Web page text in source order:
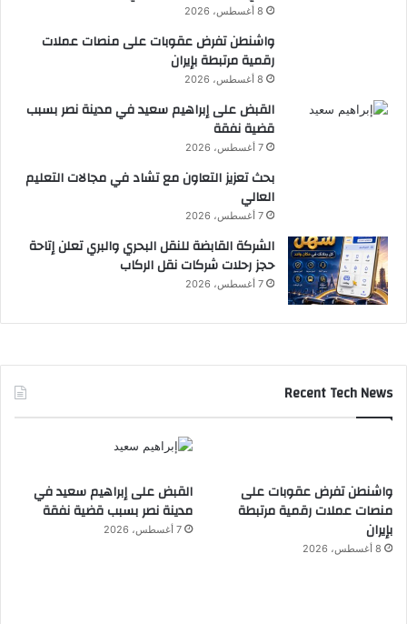
8 أغسطس، 2026
واشنطن تفرض عقوبات على منصات عملات
رقمية مرتبطة بإيران
8 أغسطس، 2026
القبض على إبراهيم سعيد في مدينة نصر بسبب
قضية نفقة
7 أغسطس، 2026
بحث تعزيز التعاون مع تشاد في مجالات التعليم
العالي
7 أغسطس، 2026
الشركة القابضة للنقل البحري والبري تعلن إتاحة
حجز رحلات شركات نقل الركاب
7 أغسطس، 2026
Recent Tech News
واشنطن تفرض عقوبات على
منصات عملات رقمية مرتبطة
بإيران
8 أغسطس، 2026
القبض على إبراهيم سعيد في
مدينة نصر بسبب قضية نفقة
7 أغسطس، 2026